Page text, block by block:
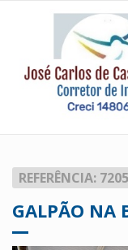
REFERÊNCIA: 7205
GALPÃO NA